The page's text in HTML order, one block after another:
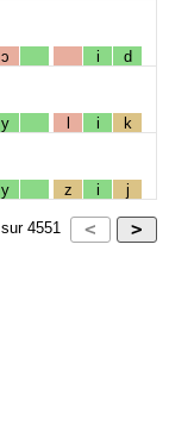
ɔ i d
y l i k
y z i j
sur 4551